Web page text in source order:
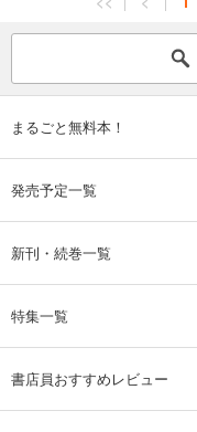
まるごと無料本！
発売予定一覧
新刊・続巻一覧
特集一覧
書店員おすすめレビュー